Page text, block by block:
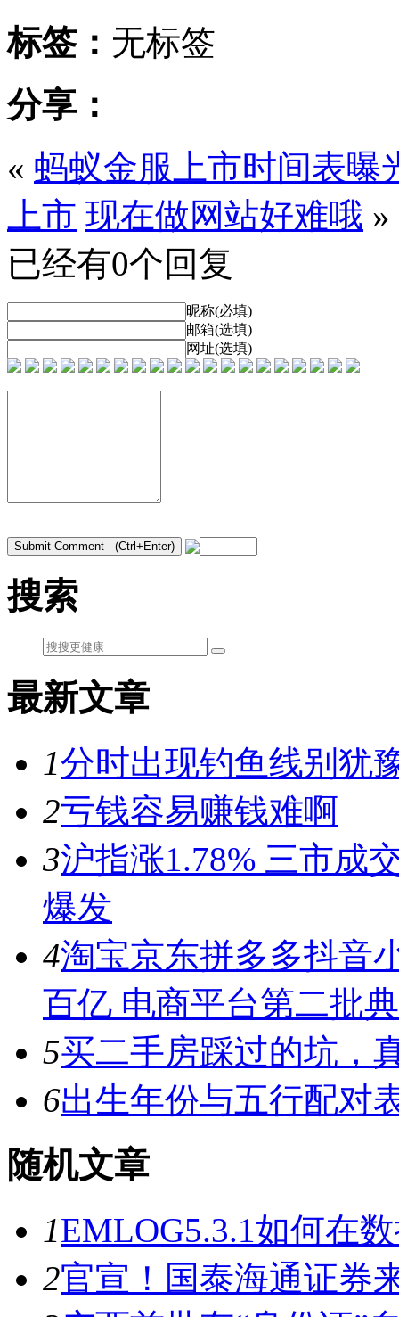
标签： 无标签
分享：
« 蚂蚁金服上市时间表曝
上市 现在做网站好难哦 »
已经有0个回复
昵称(必填)
邮箱(选填)
网址(选填)
搜索
最新文章
1分时出现钓鱼线别犹
2亏钱容易赚钱难啊
3沪指涨1.78% 三市成
爆发
4淘宝京东拼多多抖音
百亿 电商平台第二批
5买二手房踩过的坑，
6出生年份与五行配对
随机文章
1EMLOG5.3.1如何在
2官宣！国泰海通证券